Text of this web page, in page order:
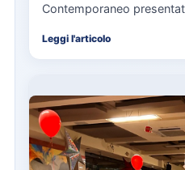
Contemporaneo
Leggi l'articolo